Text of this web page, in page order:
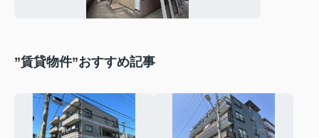
”賃貸物件”おすすめ記事